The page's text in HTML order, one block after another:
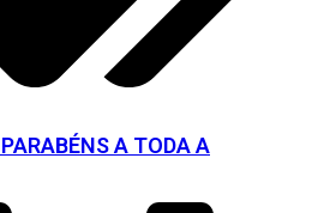
A TODA A